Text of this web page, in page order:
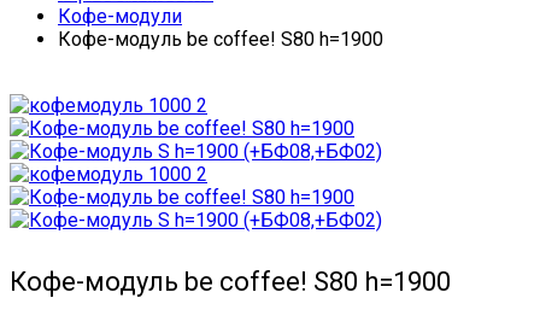
Кофе-модули
Кофе-модуль be coffee! S80 h=1900
Кофе-модуль be coffee! S80 h=1900